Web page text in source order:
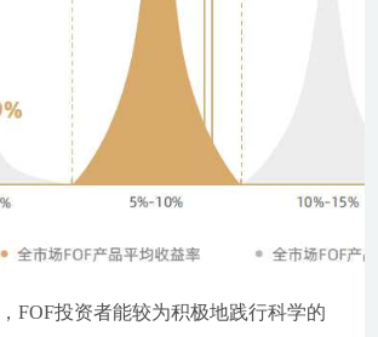
FOF投资者能较为积极地践行科学的